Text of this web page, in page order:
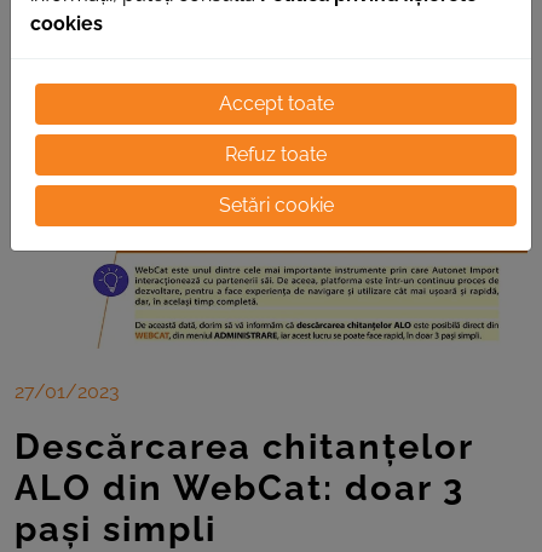
27/01/2023
Descărcarea chitanțelor
ALO din WebCat: doar 3
pași simpli
cookies
Accept toate
Refuz toate
Setări cookie